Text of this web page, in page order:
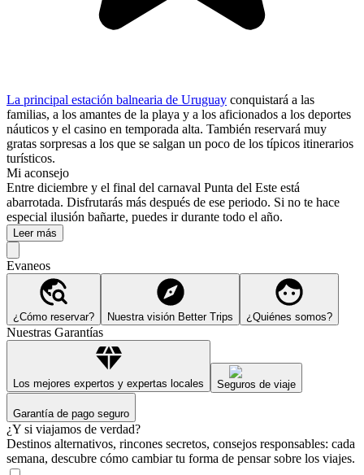
La principal estación balnearia de Uruguay conquistará a las
familias, a los amantes de la playa y a los aficionados a los deportes
náuticos y el casino en temporada alta. También reservará muy
gratas sorpresas a los que se salgan un poco de los típicos itinerarios
turísticos.
Mi aconsejo
Entre diciembre y el final del carnaval Punta del Este está
abarrotada. Disfrutarás más después de ese periodo. Si no te hace
especial ilusión bañarte, puedes ir durante todo el año.
Leer más
Evaneos
¿Cómo reservar? Nuestra visión Better Trips ¿Quiénes somos?
Nuestras Garantías
Los mejores expertos y expertas locales Seguros de viaje
Garantía de pago seguro
¿Y si viajamos de verdad?
Destinos alternativos, rincones secretos, consejos responsables: cada
semana, descubre cómo cambiar tu forma de pensar sobre los viajes.